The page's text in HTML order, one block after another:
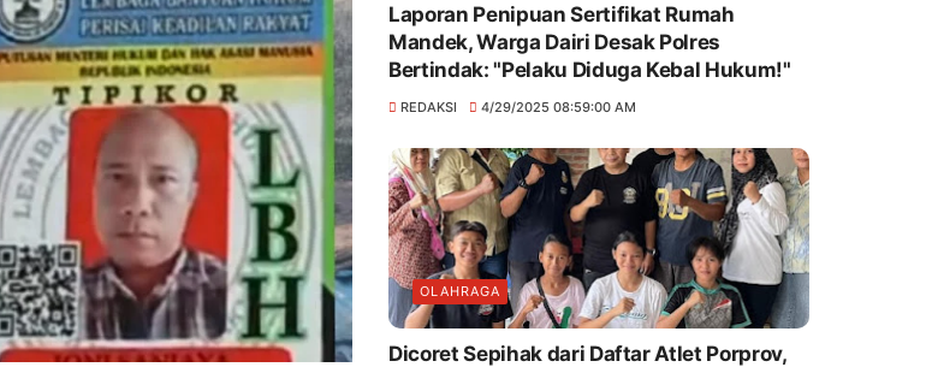
Laporan Penipuan Sertifikat Rumah
Mandek, Warga Dairi Desak Polres
Bertindak: "Pelaku Diduga Kebal Hukum!"
REDAKSI 4/29/2025 08:59:00 AM
OLAHRAGA
Dicoret Sepihak dari Daftar Atlet Porprov,